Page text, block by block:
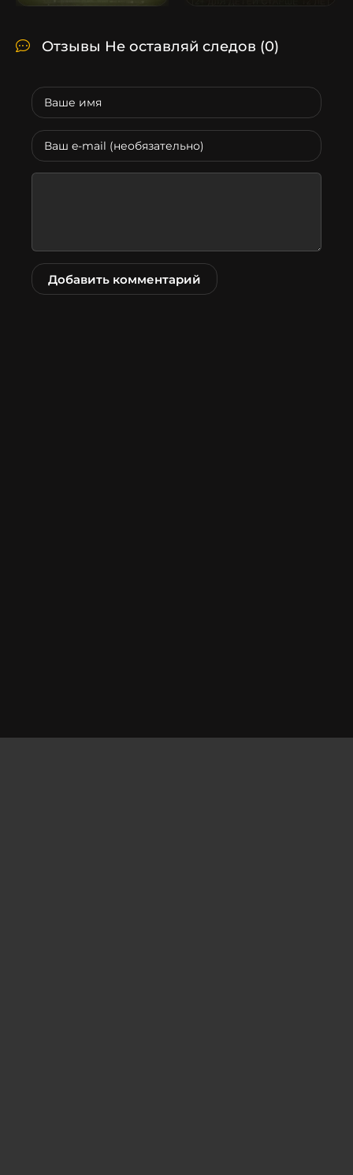
Отзывы Не оставляй следов (0)
Добавить комментарий